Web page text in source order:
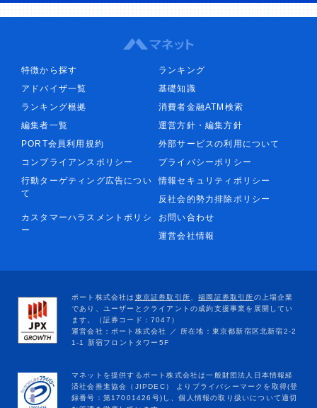
特徴から探す
ランキング
アドバイザ一覧
基礎知識
ランキング根拠
消費者金融ATM検索
編集者一覧
運営方針・編集方針
PORT会員利用規約
外部サービスの利用について
コンプライアンスポリシー
プライバシーポリシー
行動ターゲティング広告につい
て
情報セキュリティポリシー
反社会的勢力排除ポリシー
カスタマーハラスメントポリシ
ー
お問い合わせ
運営会社情報